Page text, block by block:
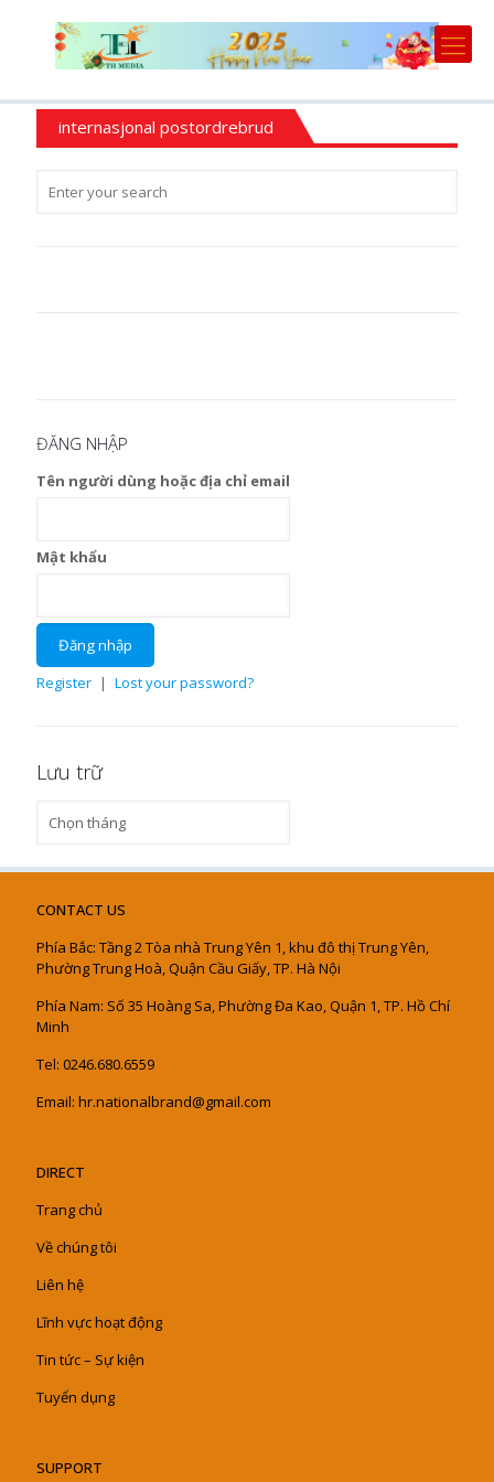
internasjonal postordrebrud
ĐĂNG NHẬP
Tên người dùng hoặc địa chỉ email
Mật khẩu
Register | Lost your password?
Lưu trữ
trữ
CONTACT US
Phía Bắc: Tầng 2 Tòa nhà Trung Yên 1, khu đô thị Trung Yên,
Phường Trung Hoà, Quận Cầu Giấy, TP. Hà Nội
Phía Nam: Số 35 Hoàng Sa, Phường Đa Kao, Quận 1, TP. Hồ Chí
Minh
Tel: 0246.680.6559
Email: hr.nationalbrand@gmail.com
DIRECT
Trang chủ
Về chúng tôi
Liên hệ
Lĩnh vực hoạt động
Tin tức – Sự kiện
Tuyển dụng
SUPPORT